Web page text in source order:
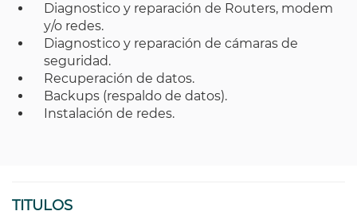
Diagnostico y reparación de Routers, modem
y/o redes.
Diagnostico y reparación de cámaras de
seguridad.
Recuperación de datos.
Backups (respaldo de datos).
Instalación de redes.
TITULOS